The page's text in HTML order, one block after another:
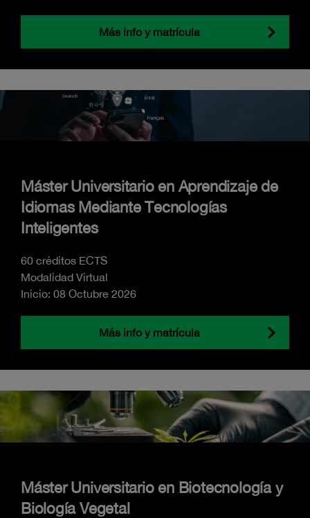
Más info y matrícula
Máster Universitario en Aprendizaje de
Idiomas Mediante Tecnologías
Inteligentes
60 créditos ECTS
Modalidad Virtual
Inicio: 08 Octubre 2026
Más info y matrícula
Máster Universitario en Biotecnología y
Biología Vegetal